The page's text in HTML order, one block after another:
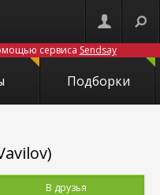
сервиса Sendsay
Подборки
В друзья